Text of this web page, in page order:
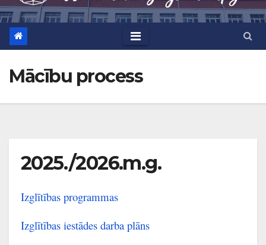
Mācību process
2025./2026.m.g.
Izglītības programmas
Izglītības iestādes darba plāns